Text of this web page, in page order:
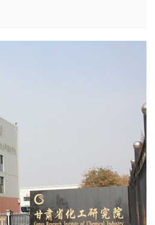
为这类材料的制备带来了突破